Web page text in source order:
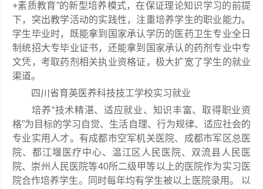
+素质教育”的新型培养模式，在保证理论知识学习的前提
下，突出教学活动的实践性，注重培养学生的职业能力。
学生毕业时，既能拿到国家承认学历的医药卫生专业全日
制统招大专毕业证书，还能拿到国家承认的药剂专业中专
文凭，考取药剂相关执业资格证，极大扩宽了学生的就业
渠道。
四川省育英医养科技技工学校实习就业
培养“技术精湛、适应就业、知识丰富、取得职业资
格”为目标的学习自觉、生活自理、行为规律、适应社会的
专业实用人才。有成都市空军机关医院、成都市军区总医
院、都江堰医疗中心、温江区人民医院、双流县人民医
院、崇州人民医院等40所二级甲等以上的医院作为实习医
院合作培养学生。同时每年均有学生被以上医院录用。 以